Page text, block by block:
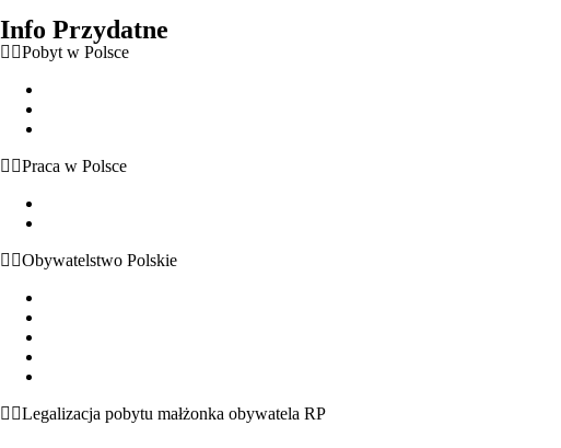
Info Przydatne
Pobyt w Polsce
Praca w Polsce
Obywatelstwo Polskie
Legalizacja pobytu małżonka obywatela RP